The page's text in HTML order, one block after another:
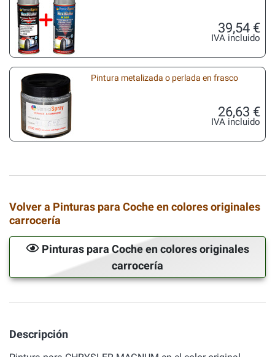
39,54 €
IVA incluido
Pintura metalizada o perlada en frasco
26,63 €
IVA incluido
Volver a Pinturas para Coche en colores originales
carrocería
Pinturas para Coche en colores originales
carrocería
Descripción